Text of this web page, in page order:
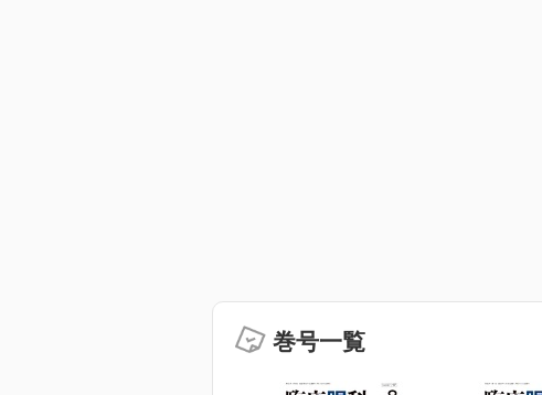
巻号一覧